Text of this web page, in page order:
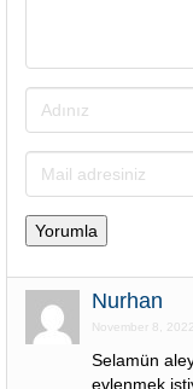
Nurhan
November 8,
Selamün
evlenmek